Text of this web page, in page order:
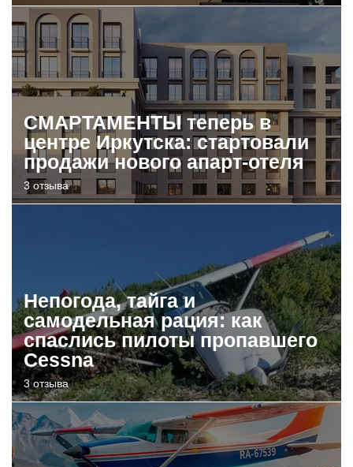
СМАРТАМЕНТЫ теперь в
центре Иркутска: стартовали
продажи нового апарт-отеля
3 отзыва
Непогода, тайга и
самодельная рация: как
спаслись пилоты пропавшего
Cessna
3 отзыва